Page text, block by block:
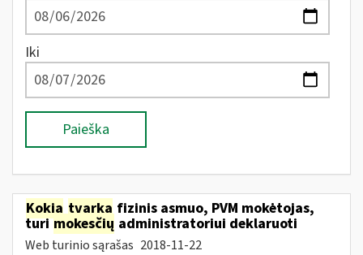
Iki
Paieška
Kokia tvarka fizinis asmuo, PVM mokėtojas,
turimokesčių administratoriui deklaruoti
Web turinio sąrašas 2018-11-22